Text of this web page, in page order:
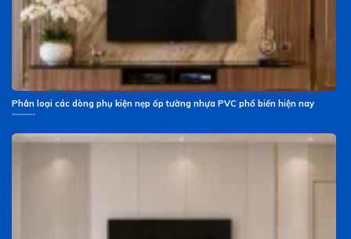
Phân loại các dòng phụ kiện nẹp ốp tường nhựa PVC phổ biến hiện nay